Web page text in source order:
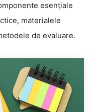
esențiale
materialele
de evaluare.